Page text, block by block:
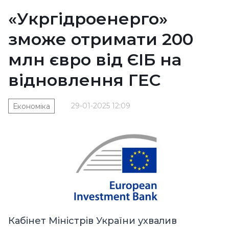
«Укргідроенерго»
зможе отримати 200
млн євро від ЄІБ на
відновлення ГЕС
29-01-2025 12:09
Економіка
Кабінет Міністрів України ухвалив